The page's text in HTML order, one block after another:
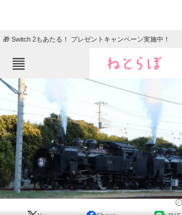
🎁 Switch 2もあたる！ プレゼントキャンペーン実施中！
ねとらぼメニュー
TOP ニュース
エンタメ
グルメ 地域
住まい 教育・育児
動物 リサーチ